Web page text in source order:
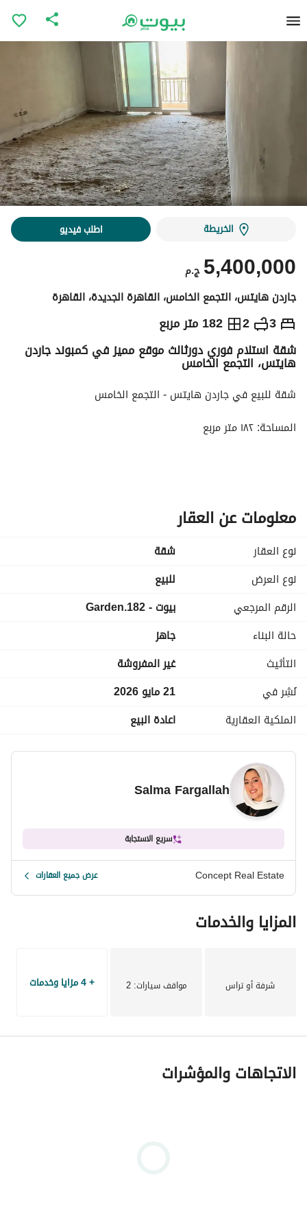
الخريطة اطلب فيديو
ج.م 5,400,000
جاردن هايتس، التجمع الخامس، القاهرة الجديدة، القاهرة
3
2 182 متر مربع ج.م 5,400,000
التفاصيل الاتجاهات والمؤشرات رهن عقاري
شقة استلام فوري دورثالث موقع مميز في كمبوند جاردن
هايتس، التجمع الخامس
شقة للبيع في جاردن هايتس - التجمع الخامس
المساحة: ١٨٢ متر مربع
شامل الصيانة، النادي، و 2 باكيه جراج للسيارات
اسانسير
نصف تشطيب
السعر المطلوب: ٥,٤٠٠,٠٠٠
** عمولة إضافية (١. ٥٪) **
معلومات عن العقار
نوع العقار
شقة
نوع العرض
للبيع
الرقم المرجعي
بيوت - Garden.182
حالة البناء
جاهز
التأثيث
غير المفروشة
نُشِر في
21 مايو 2026
الملكية العقارية
اعادة البيع
Salma Fargallah
سريع الاستجابة
Concept Real Estate عرض جميع العقارات
المزايا والخدمات
شرفة أو تراس مواقف سيارات: 2 + 4 مزايا وخدمات
الاتجاهات والمؤشرات